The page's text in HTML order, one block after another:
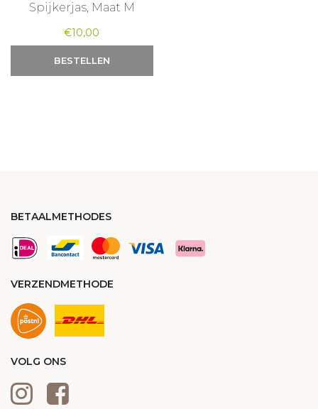
Spijkerjas, Maat M
€10,00
BESTELLEN
BETAALMETHODES
VERZENDMETHODE
VOLG ONS